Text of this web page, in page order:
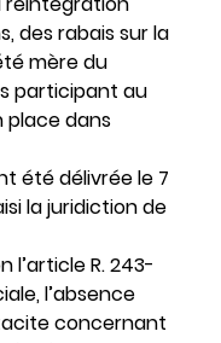
des rabais sur la
mère du
participant au
place dans
été délivrée le 7
la juridiction de
l’article R. 243-
l’absence
concernant